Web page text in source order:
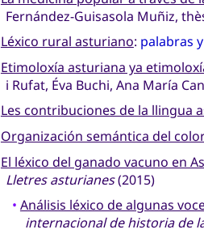
Fernández-Guisasola Muñiz,
Léxico rural asturiano: palabras
Etimoloxía asturiana ya
i Rufat, Éva Buchi, Ana María
Les contribuciones de la llingua
Organización semántica del
El léxico del ganado vacuno en
Lletres asturianes(2015)
• Análisis léxico de algunas
internacional de historia de